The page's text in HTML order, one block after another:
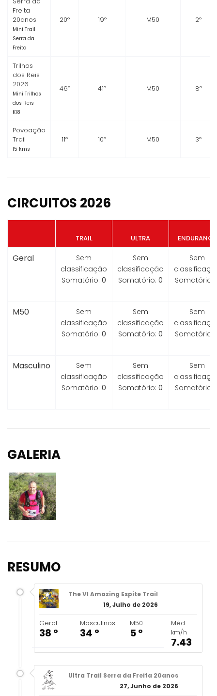
Freita
20anos
Mini Trail
Serra da
Freita
20º 19º M50 2º
Trilhos
dos Reis
2026
Mini Trilhos
dos Reis -
K18
46º 41º M50 8º
Povoação
Trail
15 kms
11º 10º M50 3º
CIRCUITOS 2026
TRAIL ULTRA ENDURANCE
Geral
Sem
classificação
Somatório: 0
Sem
classificação
Somatório: 0
Sem
Somatório:
M50
Sem
classificação
Somatório: 0
Sem
classificação
Somatório: 0
Sem
Somatório:
Masculino
Sem
classificação
Somatório: 0
Sem
classificação
Somatório: 0
Sem
Somatório:
GALERIA
RESUMO
The VI Amazing Espite Trail
19, Julho de 2026
Geral
38 º
Masculinos
34 º
M50
5 º
Méd.
km/h
7.43
Ultra Trail Serra da Freita 20anos
27, Junho de 2026